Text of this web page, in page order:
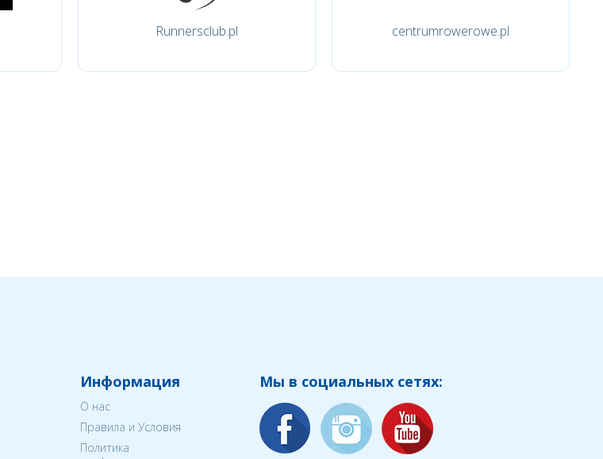
Runnersclub.pl centrumrowerowe.pl
Информация
О нас
Правила и Условия
Политика
Мы в социальных сетях: